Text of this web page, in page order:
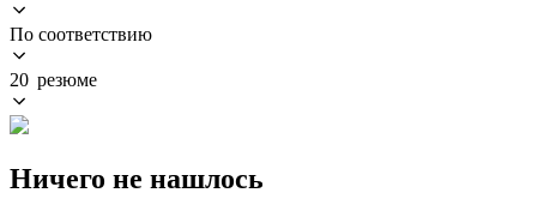
По соответствию
20 резюме
Ничего не нашлось